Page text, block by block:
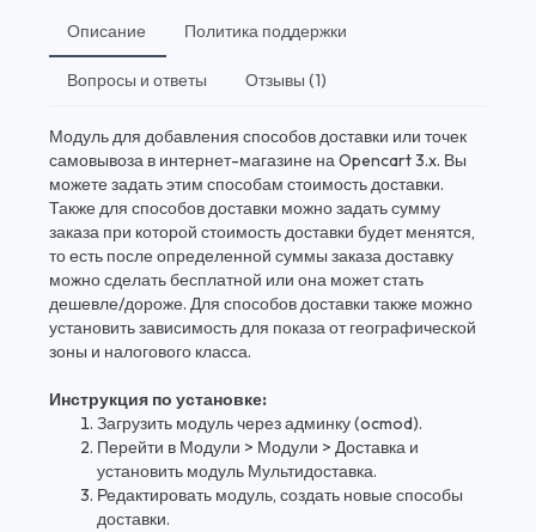
Описание Политика поддержки
Вопросы и ответы Отзывы (1)
Модуль для добавления способов доставки или точек
самовывоза в интернет-магазине на Opencart 3.x. Вы
можете задать этим способам стоимость доставки.
Также для способов доставки можно задать сумму
заказа при которой стоимость доставки будет менятся,
то есть после определенной суммы заказа доставку
можно сделать бесплатной или она может стать
дешевле/дороже. Для способов доставки также можно
установить зависимость для показа от географической
зоны и налогового класса.
Инструкция по установке:
Загрузить модуль через админку (ocmod).
Перейти в Модули > Модули > Доставка и
установить модуль Мультидоставка.
Редактировать модуль, создать новые способы
доставки.